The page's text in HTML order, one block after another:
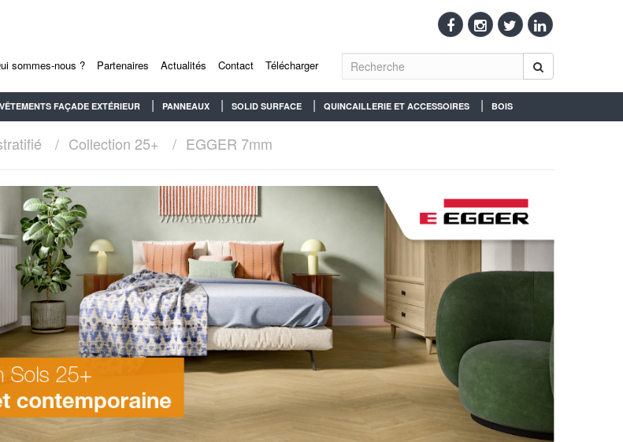
sommes-nous ? Partenaires Actualités Contact Télécharger
FAÇADE EXTÉRIEUR PANNEAUX SOLID SURFACE QUINCAILLERIE ET ACCESSOIRES BOIS
Collection 25+ EGGER 7mm